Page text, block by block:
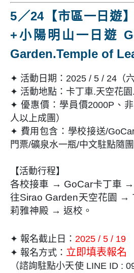
5／24【市區一日遊
+小陽明山一日遊
Garden.Temple of
✦ 活動日期：2025 / 5 / 24（六
✦ 活動地點：卡丁車.天空花
✦ 優惠價： 學員價2000P、
人以上成團）
✦ 費用包含： 學校接送/
門票/礦泉水一瓶/中文駐點隨
【活動行程】
各校接車 → GoCar卡丁車
往Sirao Garden天空花園 →
莉雅神殿 → 返校。
✦ 報名截止日： 2025 / 5 / 19
✦ 報名方式： 立即填表報名
（諮詢駐點小天使 LINE ID :